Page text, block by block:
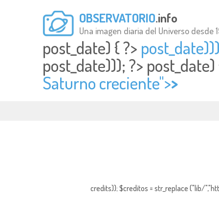
OBSERVATORIO.info
Una imagen diaria del Universo desde
post_date) { ?>
post_date))); ?>
Saturno creciente">>
credits)); $creditos = str_replace ("lib/